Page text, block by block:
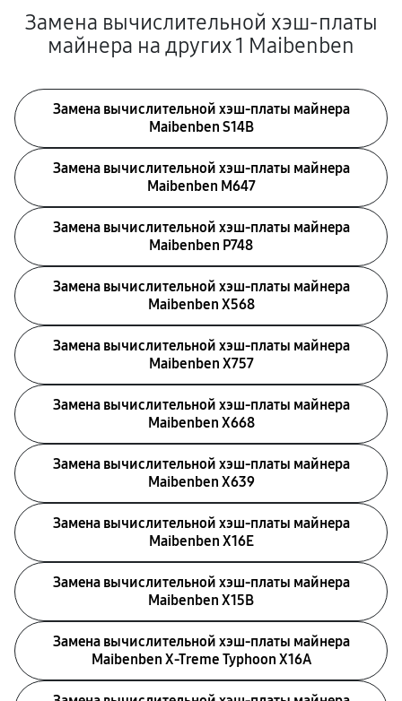
Замена вычислительной хэш-платы
майнера на других 1 Maibenben
Замена вычислительной хэш-платы майнера
Maibenben S14B
Замена вычислительной хэш-платы майнера
Maibenben M647
Замена вычислительной хэш-платы майнера
Maibenben P748
Замена вычислительной хэш-платы майнера
Maibenben X568
Замена вычислительной хэш-платы майнера
Maibenben X757
Замена вычислительной хэш-платы майнера
Maibenben X668
Замена вычислительной хэш-платы майнера
Maibenben X639
Замена вычислительной хэш-платы майнера
Maibenben X16E
Замена вычислительной хэш-платы майнера
Maibenben X15B
Замена вычислительной хэш-платы майнера
Maibenben X-Treme Typhoon X16A